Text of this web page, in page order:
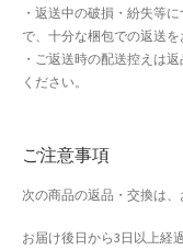
・返送中の破損・紛失等
で、十分な梱包での返送を
・ご返送時の配送控えは
ください。
ご注意事項
次の商品の返品・交換は
お届け後日から3日以上経